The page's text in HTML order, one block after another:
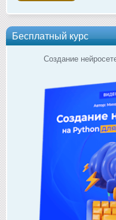
Бесплатный курс
Создание